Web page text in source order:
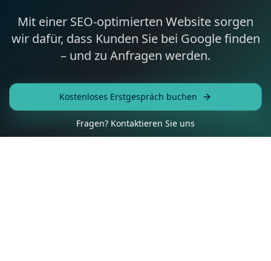
Mit einer SEO-optimierten Website sorgen
wir dafür, dass Kunden Sie bei Google finden
– und zu Anfragen werden.
Kostenloses Erstgespräch buchen
Fragen? Kontaktieren Sie uns